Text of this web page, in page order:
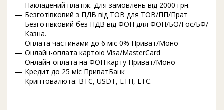
Накладений платіж. Для замовлень від 2000 грн.
Безготівковий з ПДВ від ТОВ для ТОВ/ПП/Прат
Безготівковий без ПДВ від ФОП для ФОП/БО/Гос/БФ/
Казна.
Оплата частинами до 6 міс 0% Приват/Моно
Онлайн-оплата картою Visa/MasterCard
Онлайн-оплата на ФОП карту Приват/Моно
Кредит до 25 міс ПриватБанк
Криптовалюта: BTC, USDT, ETH, LTC.